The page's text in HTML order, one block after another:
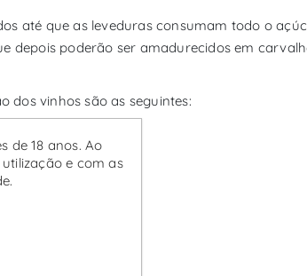
até que as leveduras consumam todo o
depois poderão ser amadurecidos em
dos vinhos são as seguintes:
de 18 anos. Ao
e com as